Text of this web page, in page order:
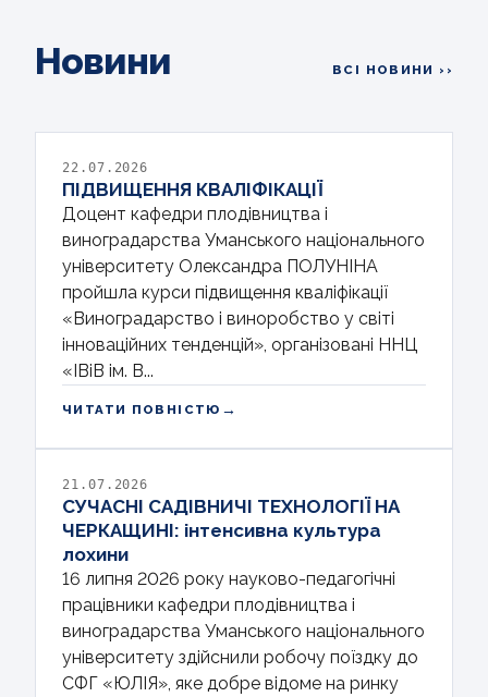
Новини ВСІ НОВИНИ ››
22.07.2026
ПІДВИЩЕННЯ КВАЛІФІКАЦІЇ
Доцент кафедри плодівництва і
виноградарства Уманського національного
університету Олександра ПОЛУНІНА
пройшла курси підвищення кваліфікації
«Виноградарство і виноробство у світі
інноваційних тенденцій», організовані ННЦ
«ІВіВ ім. В...
ЧИТАТИ ПОВНІСТЮ →
21.07.2026
СУЧАСНІ САДІВНИЧІ ТЕХНОЛОГІЇ НА
ЧЕРКАЩИНІ: інтенсивна культура
лохини
16 липня 2026 року науково-педагогічні
працівники кафедри плодівництва і
виноградарства Уманського національного
університету здійснили робочу поїздку до
СФГ «ЮЛІЯ», яке добре відоме на ринку